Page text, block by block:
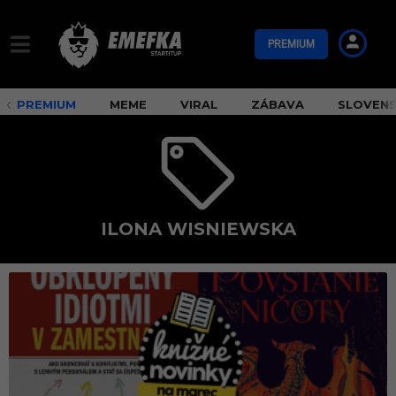
PREMIUM
PREMIUM MEME VIRAL ZÁBAVA
ILONA WISNIEWSKA
n